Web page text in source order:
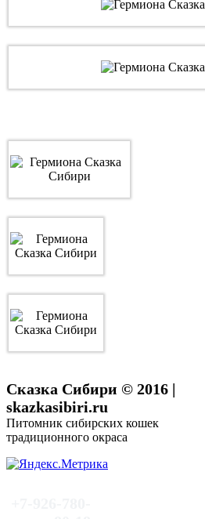
Сказка Сибири © 2016 |
skazkasibiri.ru
Питомник сибирских кошек
традиционного окраса